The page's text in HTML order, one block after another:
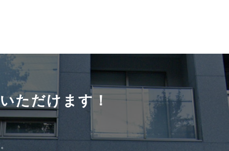
ただけます！